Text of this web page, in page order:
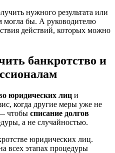
нужного результата или
могла бы. А руководителю
действий, которых можно
банкротство и
юридических лиц и
когда другие меры уже не
— чтобы списание долгов
а не случайностью.
юридических лиц.
всех этапах процедуры